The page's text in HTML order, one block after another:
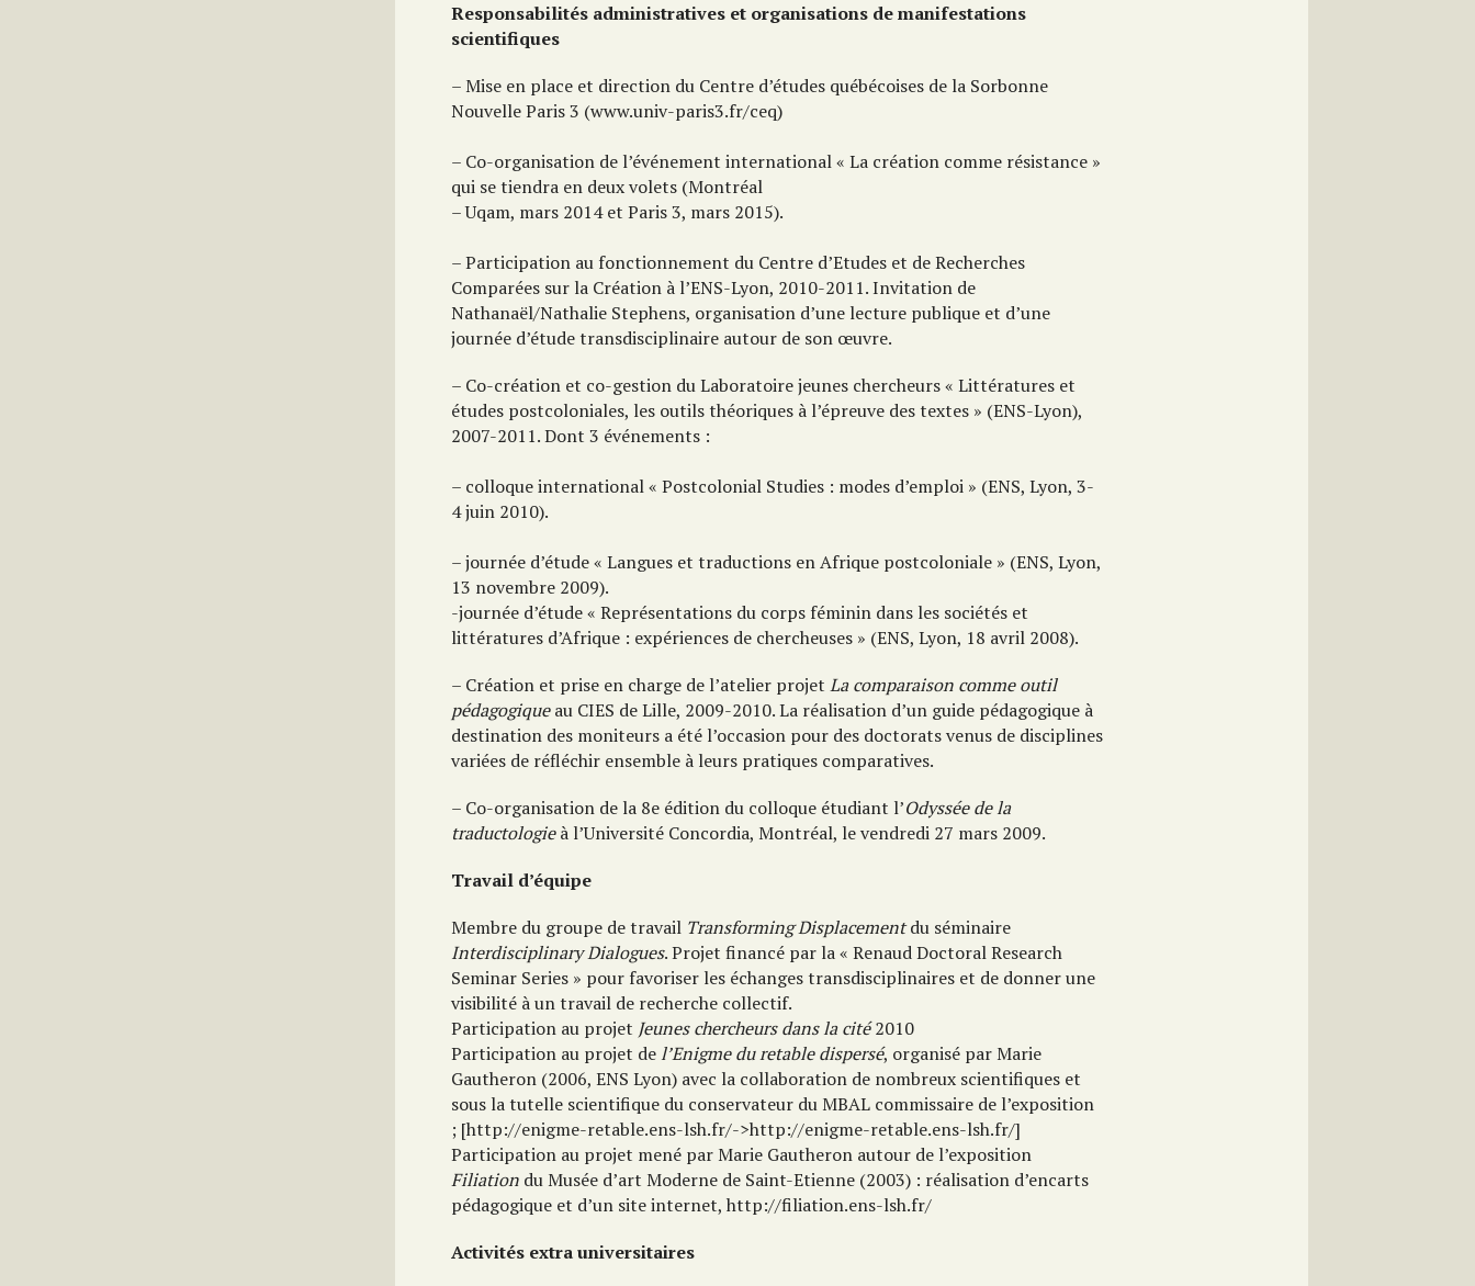
Responsabilités administratives et organisations de manifestations
scientifiques
– Mise en place et direction du Centre d’études québécoises de la Sorbonne
Nouvelle Paris 3 (www.univ-paris3.fr/ceq)
– Co-organisation de l’événement international « La création comme résistance »
qui se tiendra en deux volets (Montréal
– Uqam, mars 2014 et Paris 3, mars 2015).
– Participation au fonctionnement du Centre d’Etudes et de Recherches
Comparées sur la Création à l’ENS-Lyon, 2010-2011. Invitation de
Nathanaël/Nathalie Stephens, organisation d’une lecture publique et d’une
journée d’étude transdisciplinaire autour de son œuvre.
– Co-création et co-gestion du Laboratoire jeunes chercheurs « Littératures et
études postcoloniales, les outils théoriques à l’épreuve des textes » (ENS-Lyon),
2007-2011. Dont 3 événements :
– colloque international « Postcolonial Studies : modes d’emploi » (ENS, Lyon, 3-
4 juin 2010).
– journée d’étude « Langues et traductions en Afrique postcoloniale » (ENS, Lyon,
13 novembre 2009).
-journée d’étude « Représentations du corps féminin dans les sociétés et
littératures d’Afrique : expériences de chercheuses » (ENS, Lyon, 18 avril 2008).
– Création et prise en charge de l’atelier projetLa comparaison comme outil
pédagogiqueau CIES de Lille, 2009-2010. La réalisation d’un guide pédagogique à
destination des moniteurs a été l’occasion pour des doctorats venus de disciplines
variées de réfléchir ensemble à leurs pratiques comparatives.
– Co-organisation de la 8e édition du colloque étudiant l’Odyssée de la
traductologieà l’Université Concordia, Montréal, le vendredi 27 mars 2009.
Travail d’équipe
Membre du groupe de travail Transforming Displacementdu séminaire
Interdisciplinary Dialogues. Projet financé par la « Renaud Doctoral Research
Seminar Series » pour favoriser les échanges transdisciplinaires et de donner une
visibilité à un travail de recherche collectif.
Participation au projet Jeunes chercheurs dans la cité2010
Participation au projet del’Enigme du retable dispersé, organisé par Marie
Gautheron (2006, ENS Lyon) avec la collaboration de nombreux scientifiques et
sous la tutelle scientifique du conservateur du MBAL commissaire de l’exposition
; [http://enigme-retable.ens-lsh.fr/->http://enigme-retable.ens-lsh.fr/]
Participation au projet mené par Marie Gautheron autour de l’exposition
Filiation du Musée d’art Moderne de Saint-Etienne (2003) : réalisation d’encarts
pédagogique et d’un site internet, http://filiation.ens-lsh.fr/
Activités extra universitaires